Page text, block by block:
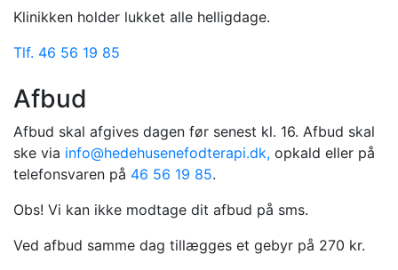
Klinikken holder lukket alle helligdage.
Tlf. 46 56 19 85
Afbud
Afbud skal afgives dagen før senest kl. 16. Afbud skal
ske via info@hedehusenefodterapi.dk, opkald eller på
telefonsvaren på 46 56 19 85.
Obs! Vi kan ikke modtage dit afbud på sms.
Ved afbud samme dag tillægges et gebyr på 270 kr.